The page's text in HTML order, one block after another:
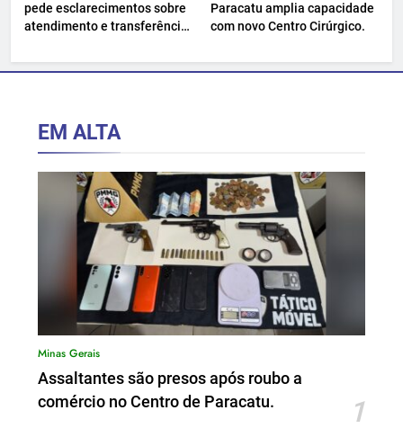
pede esclarecimentos sobre
atendimento e transferência
Paracatu amplia capacidade
com novo Centro Cirúrgico.
EM ALTA
Minas Gerais
Assaltantes são presos após roubo a
comércio no Centro de Paracatu.
1